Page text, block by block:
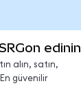
edinin
alın, satın,
güvenilir